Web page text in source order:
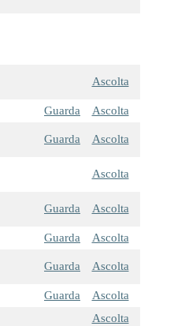
Ascolta
Guarda Ascolta
Guarda Ascolta
Ascolta
Guarda Ascolta
Guarda Ascolta
Guarda Ascolta
Guarda
Ascolta
Ascolta